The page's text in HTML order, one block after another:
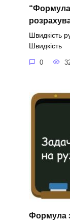
Швидкість
Швидкість
0
Формула